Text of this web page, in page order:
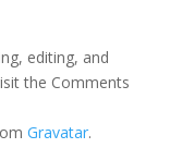
editing, and
the Comments
Gravatar.